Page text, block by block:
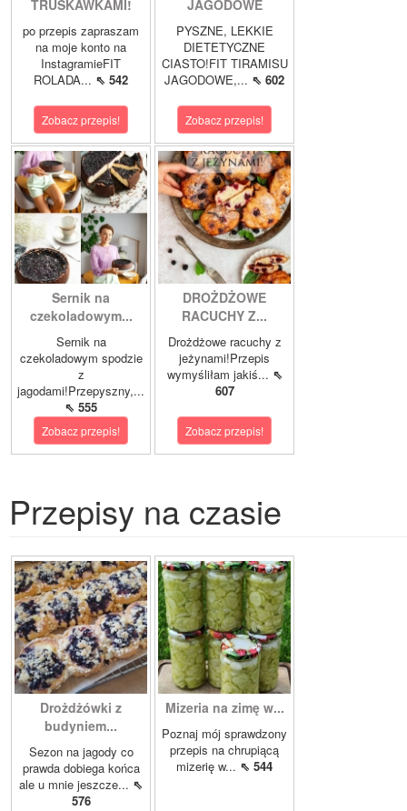
TRUSKAWKAMI!
po przepis zapraszam
na moje konto na
InstagramieFIT
ROLADA... ⇖ 542
Zobacz przepis!
JAGODOWE
PYSZNE, LEKKIE
DIETETYCZNE
CIASTO!FIT TIRAMISU
JAGODOWE,... ⇖ 602
Zobacz przepis!
Sernik na
czekoladowym...
Sernik na
czekoladowym spodzie
z
jagodami!Przepyszny,...
⇖ 555
Zobacz przepis!
DROŻDŻOWE
RACUCHY Z...
Drożdżowe racuchy z
jeżynami!Przepis
wymyśliłam jakiś... ⇖
607
Zobacz przepis!
Przepisy na czasie
Drożdżówki z
budyniem...
Sezon na jagody co
prawda dobiega końca
ale u mnie jeszcze... ⇖
576
Mizeria na zimę w...
Poznaj mój sprawdzony
przepis na chrupiącą
mizerię w... ⇖ 544